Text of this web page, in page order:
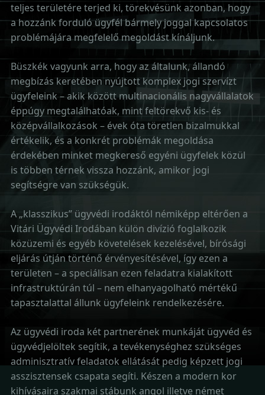
teljes területére terjed ki, törekvésünk azonban, hogy
a hozzánk forduló ügyfél bármely joggal kapcsolatos
problémájára megfelelő megoldást kínáljunk.
Büszkék vagyunk arra, hogy az általunk, állandó
megbízás keretében nyújtott komplex jogi szervízt
ügyfeleink – akik között multinacionális nagyvállalatok
éppúgy megtalálhatóak, mint feltörekvő kis- és
középvállalkozások – évek óta töretlen bizalmukkal
értékelik, és a konkrét problémák megoldása
érdekében minket megkereső egyéni ügyfelek közül
is többen térnek vissza hozzánk, amikor jogi
segítségre van szükségük.
A „klasszikus” ügyvédi irodáktól némiképp eltérően a
Vitári Ügyvédi Irodában külön divízió foglalkozik
közüzemi és egyéb követelések kezelésével, bírósági
eljárás útján történő érvényesítésével, így ezen a
területen – a speciálisan ezen feladatra kialakított
infrastruktúrán túl – nem elhanyagolható mértékű
tapasztalattal állunk ügyfeleink rendelkezésére.
Az ügyvédi iroda két partnerének munkáját ügyvéd és
ügyvédjelöltek segítik, a tevékenységhez szükséges
adminisztratív feladatok ellátását pedig képzett jogi
asszisztensek csapata segíti. Készen a modern kor
kihívásaira szakmai stábunk angol illetve német